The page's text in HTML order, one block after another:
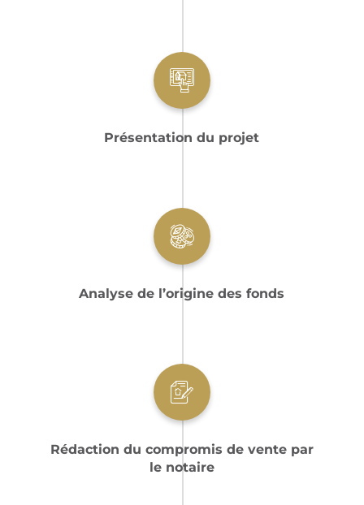
Présentation du projet
Analyse de l’origine des fonds
Rédaction du compromis de vente par
le notaire